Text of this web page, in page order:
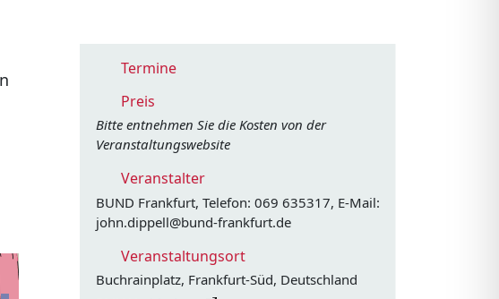
Termine
Preis
Bitte entnehmen Sie die Kosten von der
Veranstaltungswebsite
Veranstalter
BUND Frankfurt, Telefon: 069 635317, E-Mail:
john.dippell@bund-frankfurt.de
Veranstaltungsort
Buchrainplatz, Frankfurt-Süd, Deutschland